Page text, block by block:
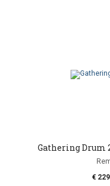
Gathering Drum
€